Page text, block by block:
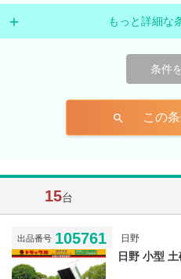
もっと詳細な
条件
search この
15台
出品番号 105761 日野
日野 小型